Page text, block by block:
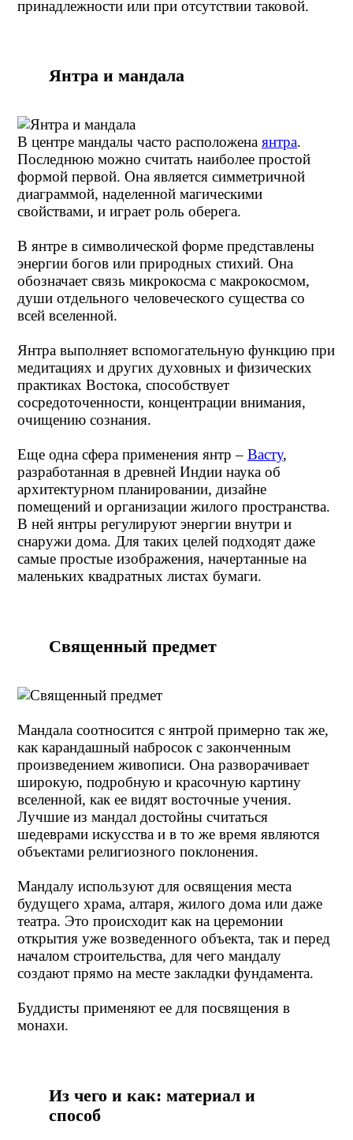
принадлежности или при отсутствии таковой.
Янтра и мандала
В центре мандалы часто расположена янтра.
Последнюю можно считать наиболее простой
формой первой. Она является симметричной
диаграммой, наделенной магическими
свойствами, и играет роль оберега.
В янтре в символической форме представлены
энергии богов или природных стихий. Она
обозначает связь микрокосма с макрокосмом,
души отдельного человеческого существа со
всей вселенной.
Янтра выполняет вспомогательную функцию при
медитациях и других духовных и физических
практиках Востока, способствует
сосредоточенности, концентрации внимания,
очищению сознания.
Еще одна сфера применения янтр – Васту,
разработанная в древней Индии наука об
архитектурном планировании, дизайне
помещений и организации жилого пространства.
В ней янтры регулируют энергии внутри и
снаружи дома. Для таких целей подходят даже
самые простые изображения, начертанные на
маленьких квадратных листах бумаги.
Священный предмет
Мандала соотносится с янтрой примерно так же,
как карандашный набросок с законченным
произведением живописи. Она разворачивает
широкую, подробную и красочную картину
вселенной, как ее видят восточные учения.
Лучшие из мандал достойны считаться
шедеврами искусства и в то же время являются
объектами религиозного поклонения.
Мандалу используют для освящения места
будущего храма, алтаря, жилого дома или даже
театра. Это происходит как на церемонии
открытия уже возведенного объекта, так и перед
началом строительства, для чего мандалу
создают прямо на месте закладки фундамента.
Буддисты применяют ее для посвящения в
монахи.
Из чего и как: материал и
способ